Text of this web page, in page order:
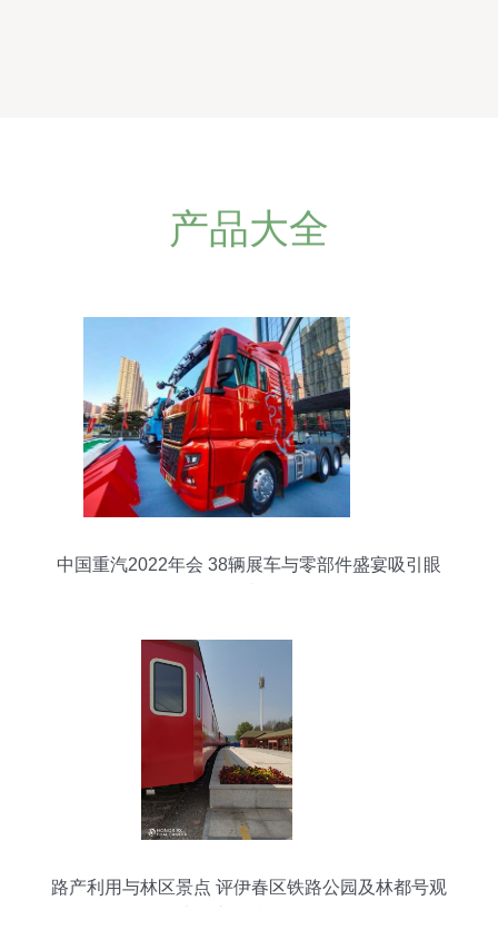
产品大全
中国重汽2022年会 38辆展车与零部件盛宴吸引眼
路产利用与林区景点 评伊春区铁路公园及林都号观